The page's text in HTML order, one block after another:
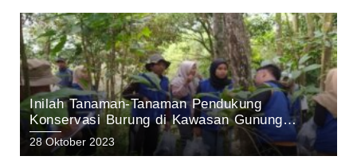
Inilah Tanaman-Tanaman Pendukung
Konservasi Burung di Kawasan Gunung
Arjuno Pasuruan: Hasil Penelitian tim KEHATI
Aqua Pandaan 2023
28 Oktober 2023